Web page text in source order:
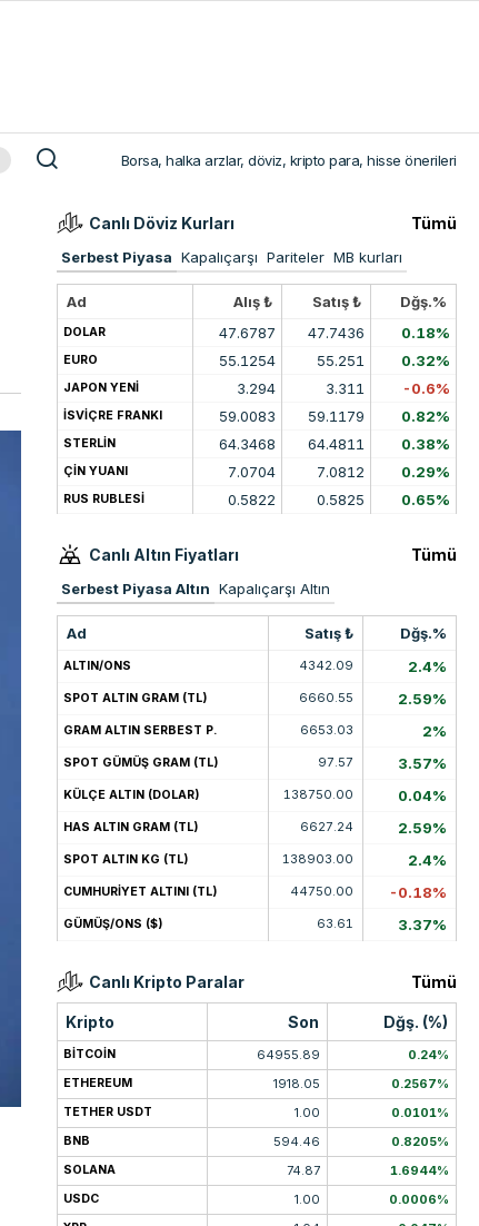
Borsa, halka arzlar, döviz, kripto para, hisse önerileri
Canlı Döviz Kurları Tümü
Serbest Piyasa Kapalıçarşı Pariteler MB kurları
Ad Alış ₺ Satış ₺ Dğş.%
DOLAR 47.6787 47.7436 0.18%
EURO 55.1254 55.251 0.32%
JAPON YENİ 3.294 3.311 -0.6%
İSVİÇRE FRANKI 59.0083 59.1179 0.82%
STERLİN 64.3468 64.4811 0.38%
ÇİN YUANI 7.0704 7.0812 0.29%
RUS RUBLESİ 0.5822 0.5825 0.65%
Canlı Altın Fiyatları Tümü
Serbest Piyasa Altın Kapalıçarşı Altın
Ad Satış ₺ Dğş.%
ALTIN/ONS 4342.09 2.4%
SPOT ALTIN GRAM (TL) 6660.55 2.59%
GRAM ALTIN SERBEST P. 6653.03 2%
SPOT GÜMÜŞ GRAM (TL) 97.57 3.57%
KÜLÇE ALTIN (DOLAR) 138750.00 0.04%
HAS ALTIN GRAM (TL) 6627.24 2.59%
SPOT ALTIN KG (TL) 138903.00 2.4%
CUMHURİYET ALTINI (TL) 44750.00 -0.18%
GÜMÜŞ/ONS ($) 63.61 3.37%
Canlı Kripto Paralar Tümü
Kripto Son Dğş. (%)
BITCOIN 64955.89 0.24%
ETHEREUM 1918.05 0.2567%
TETHER USDT 1.00 0.0101%
BNB 594.46 0.8205%
SOLANA 74.87 1.6944%
USDC 1.00 0.0006%